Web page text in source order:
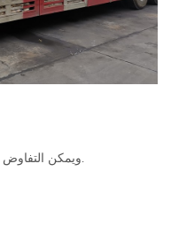
ج: عادة ما يتم قبول T / T ، ويمكن التفاوض على التفاصيل.